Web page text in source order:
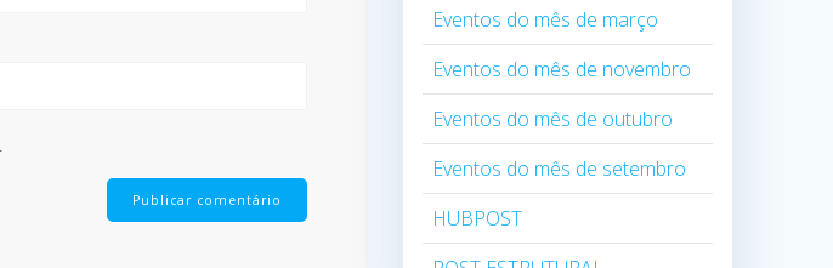
Eventos do mês de março
Eventos do mês de novembro
Eventos do mês de outubro
Eventos do mês de setembro
HUBPOST